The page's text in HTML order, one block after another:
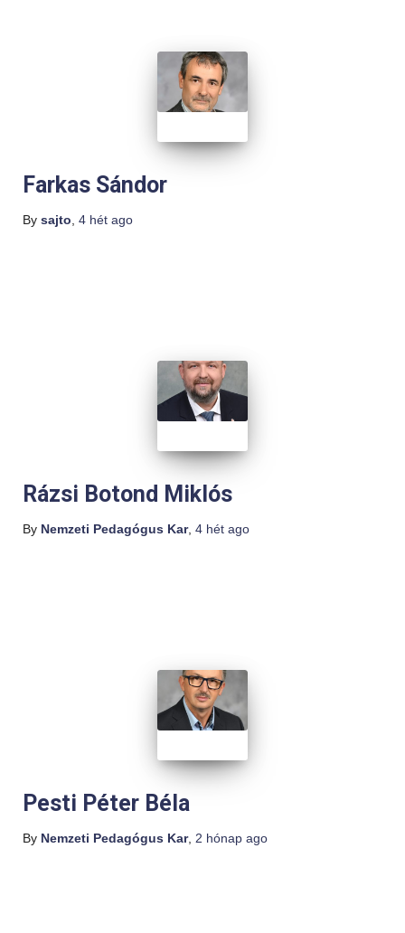
Farkas Sándor
By sajto 4 hét ago
Rázsi Botond Miklós
By Nemzeti Pedagógus Kar, 4 hét ago
Pesti Péter Béla
By Nemzeti Pedagógus Kar, 2 hónap ago